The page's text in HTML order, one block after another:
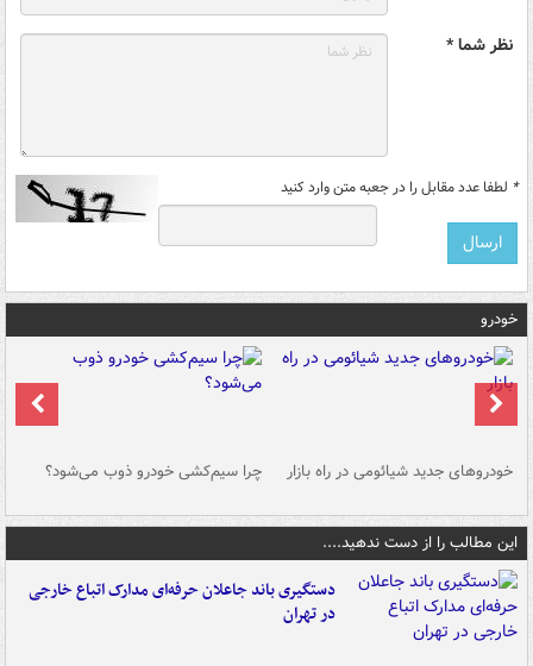
نظر شما *
* لطفا عدد مقابل را در جعبه متن وارد کنید
خودرو
خودروهای جدید شیائومی در راه بازار چرا سیم‌کشی خودرو ذوب می‌شود؟
این مطالب را از دست ندهید....
دستگیری باند جاعلان حرفه‌ای مدارک اتباع خارجی
در تهران